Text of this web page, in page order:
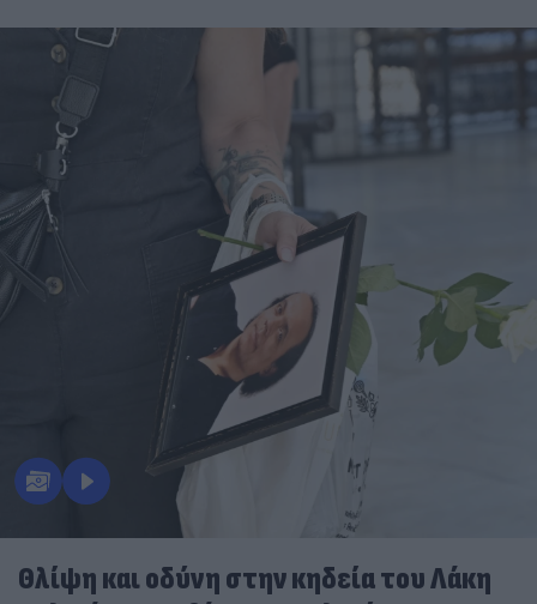
Θλίψη και οδύνη στην κηδεία του Λάκη